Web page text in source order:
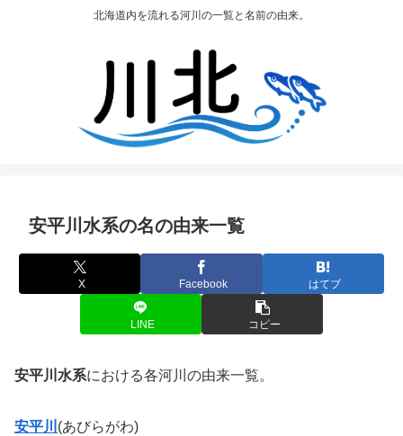
北海道内を流れる河川の一覧と名前の由来。
安平川水系の名の由来一覧
X Facebook はてブ
LINE コピー
安平川水系における各河川の由来一覧。
安平川 (あびらがわ)